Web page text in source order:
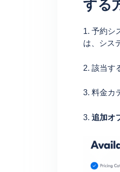
する
1. 予約シ
は、シス
2. 該当す
3. 料金カ
3.追加オ